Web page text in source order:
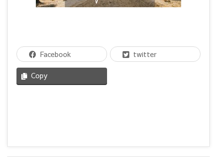
Facebook twitter
Copy